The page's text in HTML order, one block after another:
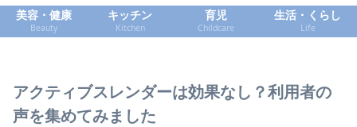
美容・健康
Beauty
キッチン
Kitchen
育児
Childcare
生活・くらし
Life
アクティブスレンダーは効果なし？利用者の
声を集めてみました